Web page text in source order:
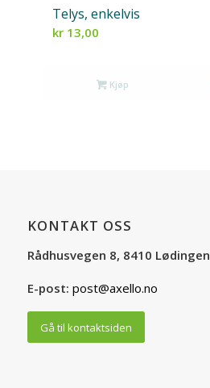
Telys, enkelvis
kr13,00
Kjøp
KONTAKT OSS
Rådhusvegen 8, 8410 Lødingen
E-post: post@axello.no
Gå til kontaktsiden